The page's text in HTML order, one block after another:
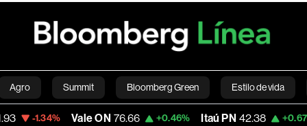
Agro Summit Bloomberg Green Estilo de vida
pessoais Viagens Internacional Brasil
Vale ON 76.66 +0.46% Itaú PN 42.38 +0.67%